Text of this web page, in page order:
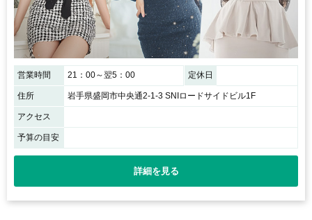
営業時間 21：00～翌5：00 定休日
住所 岩手県盛岡市中央通2-1-3 SNIロードサイドビル1F
アクセス
予算の目安
詳細を見る